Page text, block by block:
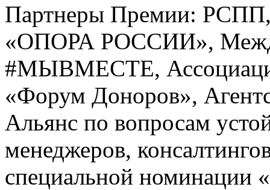
Партнеры Премии:
«ОПОРА РОССИИ»,
#МЫВМЕСТЕ,
«Форум Доноров»,
Альянс по вопросам
менеджеров,
специальной